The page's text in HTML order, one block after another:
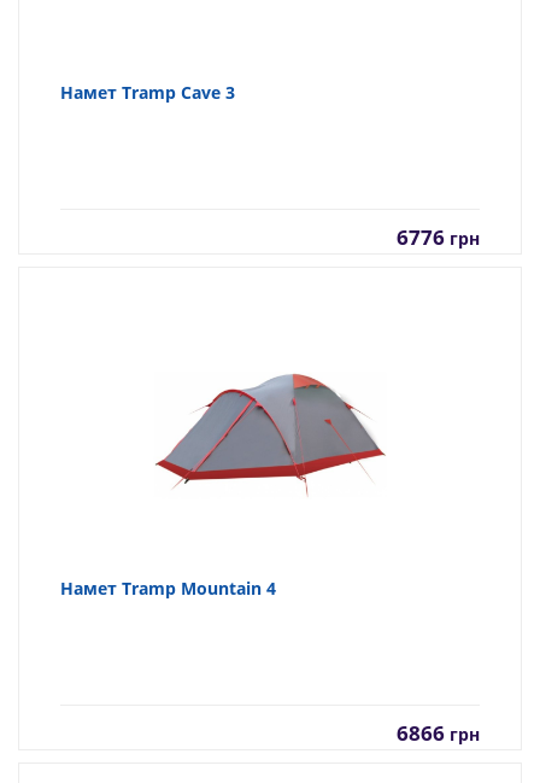
Намет Tramp Cave 3
6776 грн
Намет Tramp Mountain 4
6866 грн